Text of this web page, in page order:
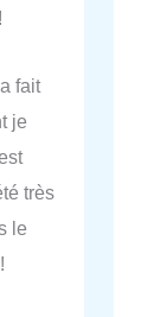
fait
je
très
le